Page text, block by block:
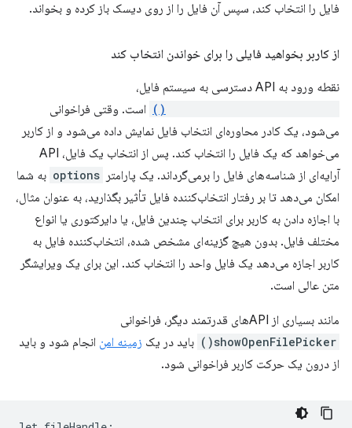
فایل را انتخاب کند، سپس آن فایل را از روی دیسک باز کرده و بخواند.
از کاربر بخواهید فایلی را برای خواندن انتخاب کند
نقطه ورود به API دسترسی به سیستم فایل،
است. وقتی فراخوانی
می‌شود، یک کادر محاوره‌ای انتخاب فایل نمایش داده می‌شود و از کاربر
می‌خواهد که یک فایل را انتخاب کند. پس از انتخاب یک فایل، API
آرایه‌ای از شناسه‌های فایل را برمی‌گرداند. یک پارامتر options به شما
امکان می‌دهد تا بر رفتار انتخاب‌کننده فایل تأثیر بگذارید، به عنوان مثال،
با اجازه دادن به کاربر برای انتخاب چندین فایل، یا دایرکتوری یا انواع
مختلف فایل. بدون هیچ گزینه‌ای مشخص شده، انتخاب‌کننده فایل به
کاربر اجازه می‌دهد یک فایل واحد را انتخاب کند. این برای یک ویرایشگر
متن عالی است.
مانند بسیاری از APIهای قدرتمند دیگر، فراخوانی
showOpenFilePicker() باید در یک زمینه امن انجام شود و باید
از درون یک حرکت کاربر فراخوانی شود.